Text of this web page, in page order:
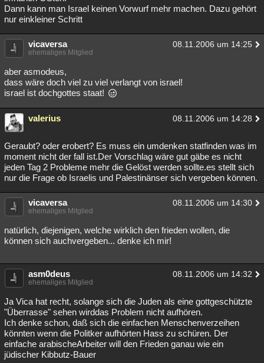
Dann kann man Israel keinen Vorwurf mehr machen. Dazu gehört
nur einkleiner Schritt
vicaversa 08.11.2006 um 14:25
ehemaliges Mitglied
aber asmodeus,
dass wäre doch viel zu viel verlangt von israel!
israel ist dochgottes staat!
valerius 08.11.2006 um 14:28
Geraubt? oder erobert? Es muss ein umdenken statfinden was im
moment nicht der fall ist.Der Vorschlag wäre gut gäbe es nicht
jeden Tag 2 Probleme mehr die Gelöst werden sollte.es stellt sich
nur die Frage ob Israelis und Palestinänser sich vergeben können.
vicaversa 08.11.2006 um 14:30
ehemaliges Mitglied
natürlich, diejenigen, welche wirklich den frieden wollen, die
können sich auchvergeben... denke ich mir!
asm0deus 08.11.2006 um 14:32
ehemaliges Mitglied
Ja Vica hat recht, solange sich die Juden als eine gottgeschützte
"Überrasse" sehen wirddas Problem nicht aufhören.
Ich denke schon, daß sich die einfachen Menschenverzeihen
könnten wenn die Politker aufhörten Hass zu schüren. Der
einfache arabischeArbeiter will den Frieden ganau wie ein
jüdischer Kibbutz-Bauer